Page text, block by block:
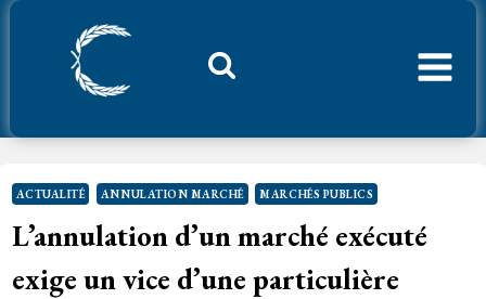
Aller
ACTUALITÉ ANNULATION MARCHÉ MARCHÉS PUBLICS
L’annulation d’un marché exécuté
exige un vice d’une particulière